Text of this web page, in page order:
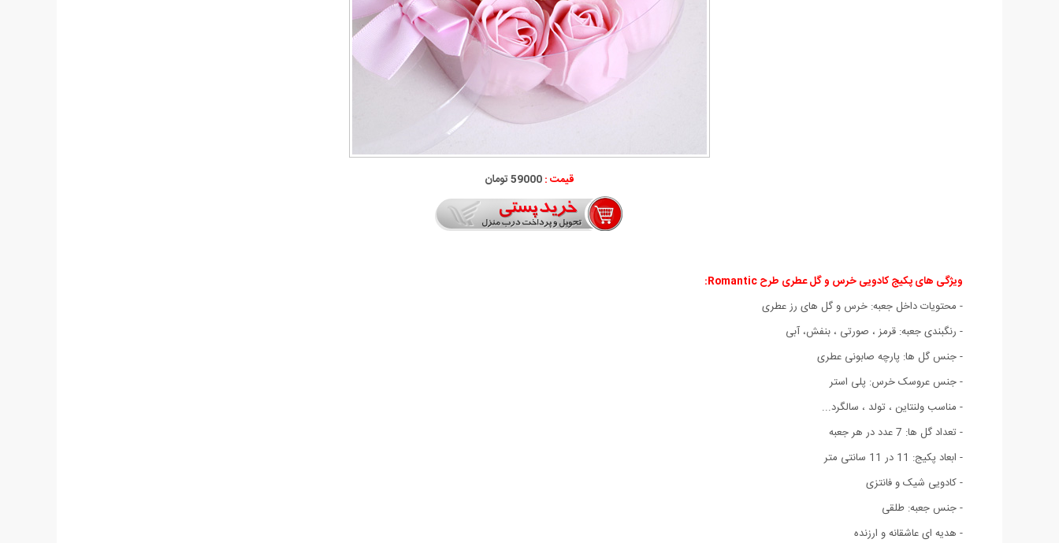
قیمت :59000 تومان
ویژگی های پکیج کادویی خرس و گل عطری طرح Romantic:
- محتویات داخل جعبه‏:‏ خرس و گل های رز عطری
- رنگبندی جعبه: قرمز ، صورتی ، بنفش، آبی
- جنس گل ها: پارچه صابونی عطری
- جنس عروسک خرس: پلی استر
- مناسب ولنتاین ، تولد ، سالگرد‏.‏‏.‏‏.‏
- تعداد گل ها: 7 عدد در هر جعبه
- ابعاد پکیج: 11 در 11 سانتی متر
- کادویی شیک و فانتزی
- جنس جعبه: طلقی
- هدیه ای عاشقانه و ارزنده